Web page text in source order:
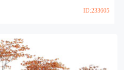
ID:233605